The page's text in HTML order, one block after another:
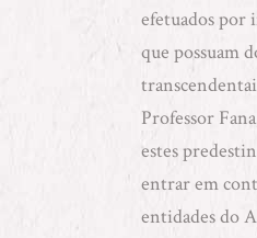
efetuados por
que possuam
Professor
estes
entrar em
entidades do